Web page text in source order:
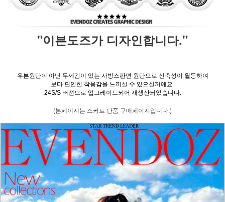
"이븐도즈가 디자인합니다."
우븐원단이 아닌 두께감이 있는 사방스판면 원단으로 신축성이 월등하여
보다 편안한 착용감을 느끼실 수 있으실꺼에요.
24S/S 버젼으로 업그레이드되어 재생산되었습니다.
(본페이지는 스커트 단품 구매페이지입니다.)